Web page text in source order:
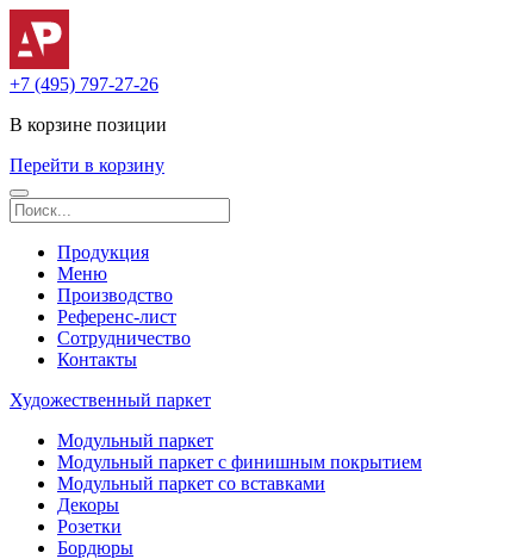
+7 (495) 797-27-26
В корзине позиции
Перейти в корзину
Продукция
Меню
Производство
Референс-лист
Сотрудничество
Контакты
Художественный паркет
Модульный паркет
Модульный паркет с финишным покрытием
Модульный паркет со вставками
Декоры
Розетки
Бордюры